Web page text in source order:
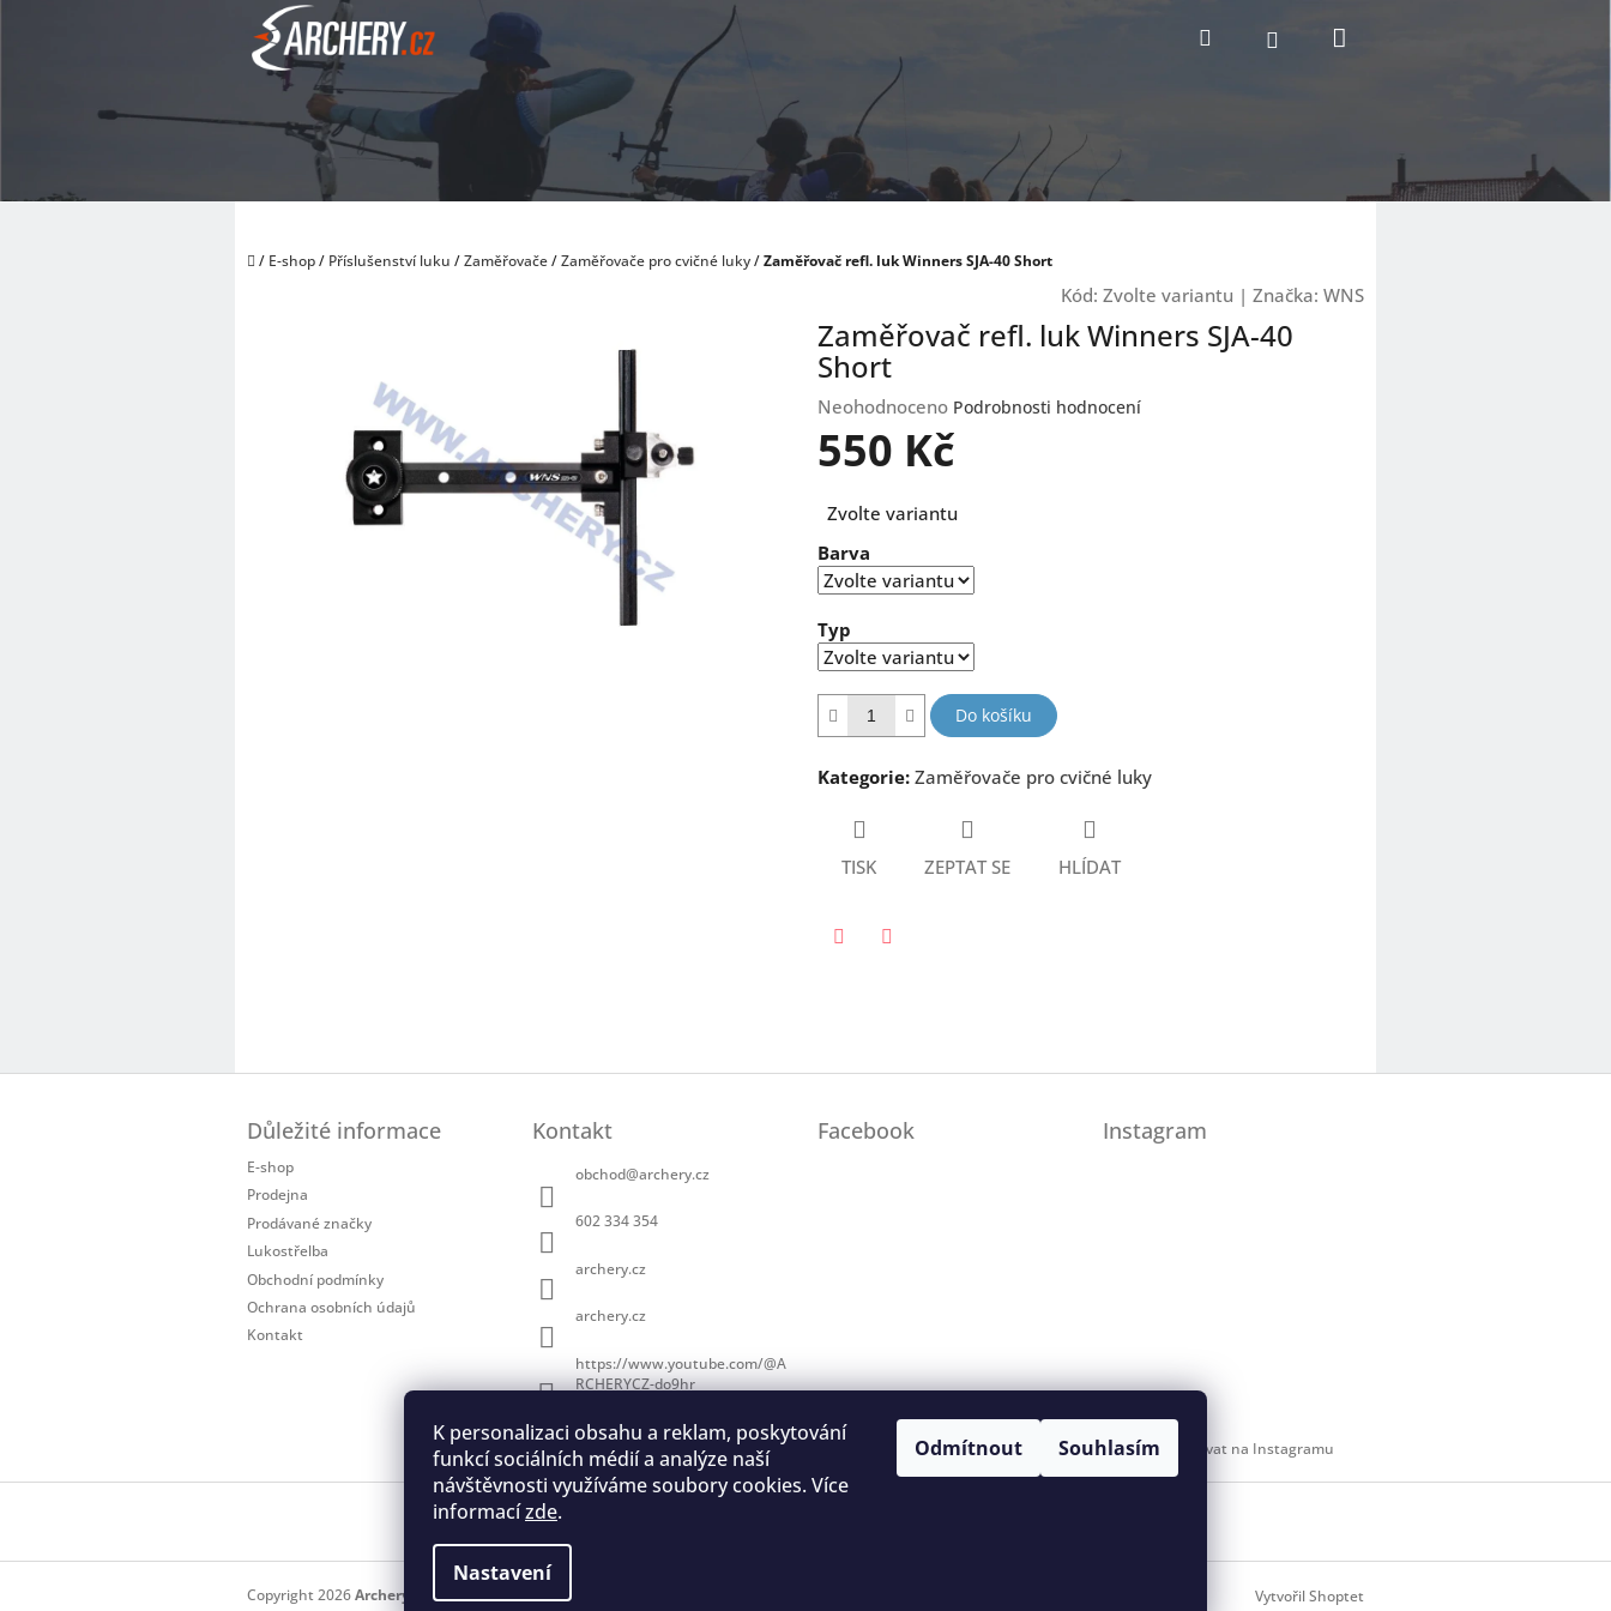
K personalizaci obsahu a reklam, poskytování
funkcí sociálních médií a analýze naší
návštěvnosti využíváme soubory cookies. Více
informacízde.
Nastavení
Odmítnout Souhlasím
Hledat Přihlášení
Domů
/ E-shop/ Příslušenství luku /Zaměřovače/Zaměřovače pro cvičné luky/Zaměřovač refl. luk Winners SJA-40 Short
Kód: Zvolte variantu | Značka: WNS
Zaměřovač refl. luk Winners SJA-40
Short
Průměrné
hodnocení
produktu
0,0
5
hvězdiček.
Neohodnoceno Podrobnosti hodnocení
550 Kč
cena:
Zvolte variantu
Barva
Typ
Do košíku
Kategorie: Zaměřovače pro cvičné luky
TISK ZEPTAT SE HLÍDAT
Důležité informace
E-shop
Prodejna
Prodávané značky
Lukostřelba
Obchodní podmínky
Ochrana osobních údajů
Kontakt
Kontakt
obchod@archery.cz
602 334 354
archery.cz
archery.cz
https://www.youtube.com/@A
RCHERYCZ-do9hr
Facebook Instagram
Sledovat na Instagramu
Registrace na lukostřelbu
Vytvořil Shoptet
Copyright 2026Archery.cz . Všechna práva vyhrazena.